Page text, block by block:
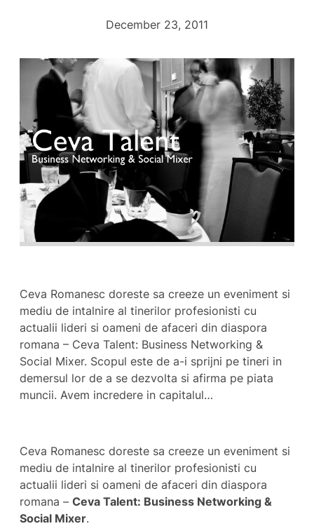
December 23, 2011
Ceva Romanesc doreste sa creeze un eveniment si
mediu de intalnire al tinerilor profesionisti cu
actualii lideri si oameni de afaceri din diaspora
romana – Ceva Talent: Business Networking &
Social Mixer. Scopul este de a-i sprijni pe tineri in
demersul lor de a se dezvolta si afirma pe piata
muncii. Avem incredere in capitalul…
Ceva Romanesc doreste sa creeze un eveniment si
mediu de intalnire al tinerilor profesionisti cu
actualii lideri si oameni de afaceri din diaspora
romana – Ceva Talent: Business Networking &
Social Mixer.